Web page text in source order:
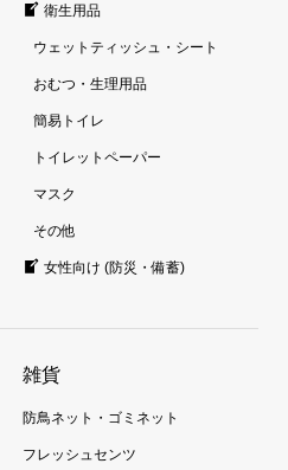
衛生用品
ウェットティッシュ・シート
おむつ・生理用品
簡易トイレ
トイレットペーパー
マスク
その他
女性向け (防災・備蓄)
雑貨
防鳥ネット・ゴミネット
フレッシュセンツ